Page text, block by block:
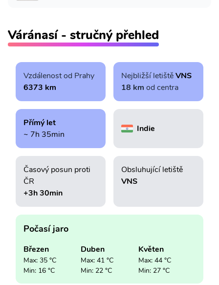
Váránasí - stručný přehled
Vzdálenost od Prahy
6373 km
Nejbližší letištěVNS
18 km od centra
Přímý let
~ 7h 35min
Indie
Časový posun proti
ČR
+3h 30min
Obsluhující letiště
VNS
Počasí jaro
Březen
Max: 35 °C
Min: 16 °C
Duben
Max: 41 °C
Min: 22 °C
Květen
Max: 44 °C
Min: 27 °C